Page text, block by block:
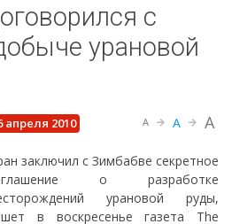
с
урановой
апреля 2010 A A A
заключил с Зимбабве секретное
о разработке
урановой руды,
в воскресенье газета The